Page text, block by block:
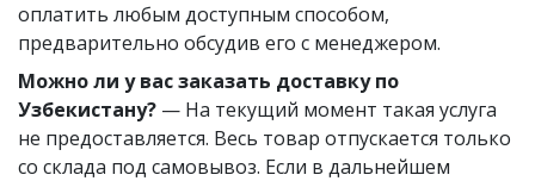
оплатить любым доступным способом,
предварительно обсудив его с менеджером.
Можно ли у вас заказать доставку по
Узбекистану? — На текущий момент такая услуга
не предоставляется. Весь товар отпускается только
со склада под самовывоз. Если в дальнейшем